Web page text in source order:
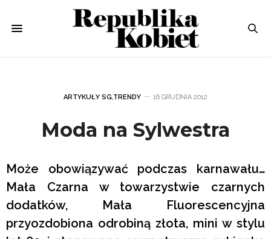
ARTYKUŁY SG,TRENDY 16 GRUDNIA 2012
Moda na Sylwestra
Może obowiązywać podczas karnawału…
Mała Czarna w towarzystwie czarnych
dodatków, Mała Fluorescencyjna
przyozdobiona odrobiną złota, mini w stylu